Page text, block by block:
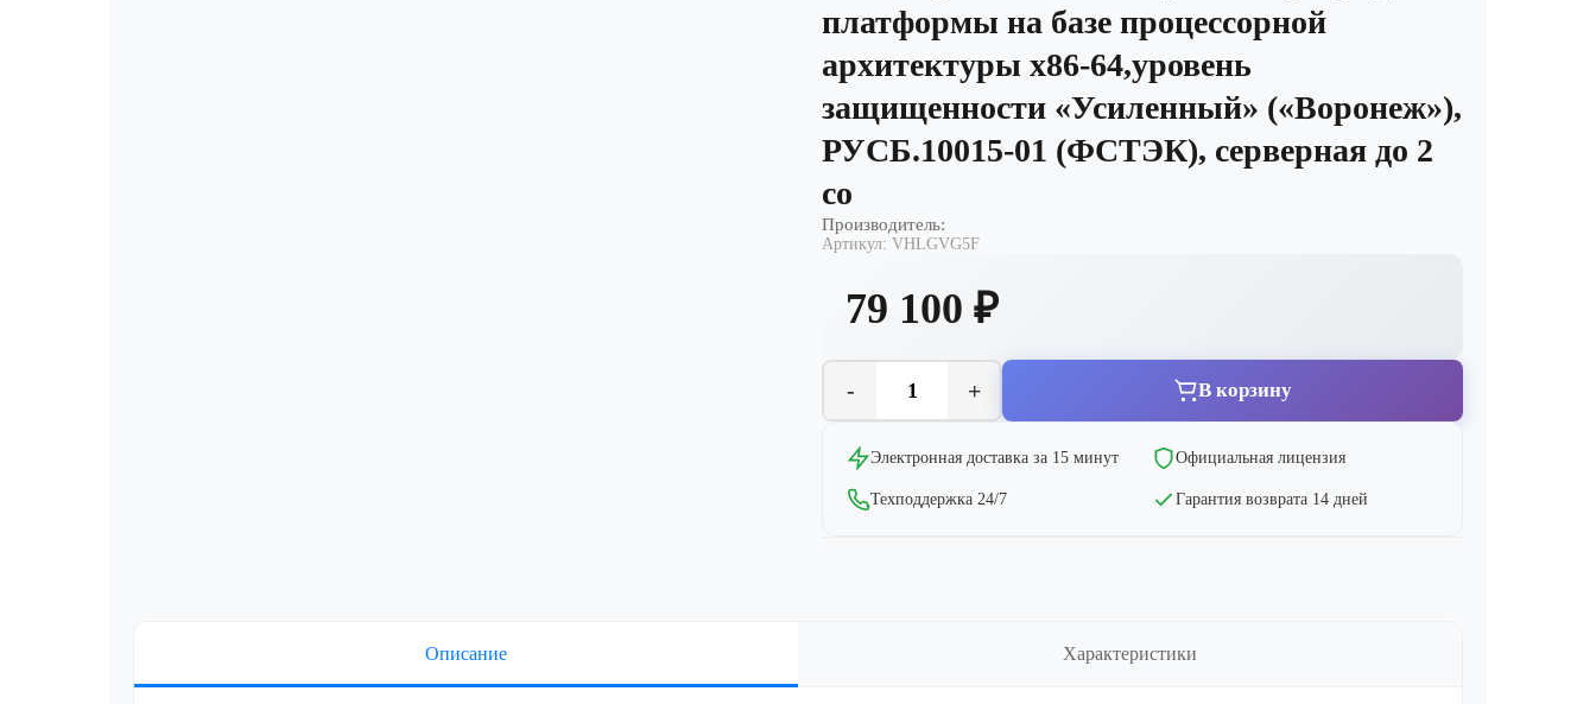
платформы на базе процессорной
архитектуры х86-64,уровень
защищенности «Усиленный» («Воронеж»),
РУСБ.10015-01 (ФСТЭК), серверная до 2
со
Производитель:
Артикул: VHLGVG5F
79 100 ₽
- + В корзину
Электронная доставка за 15 минут Официальная лицензия
Техподдержка 24/7 Гарантия возврата 14 дней
Описание Характеристики